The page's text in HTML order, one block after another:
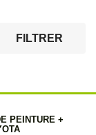
FILTRER
PEINTURE +